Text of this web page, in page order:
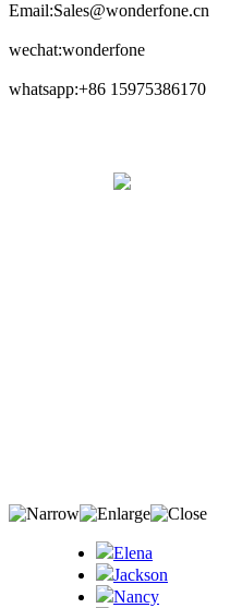
Email:Sales@wonderfone.cn
wechat:wonderfone
whatsapp:+86 15975386170
Elena
Jackson
Nancy